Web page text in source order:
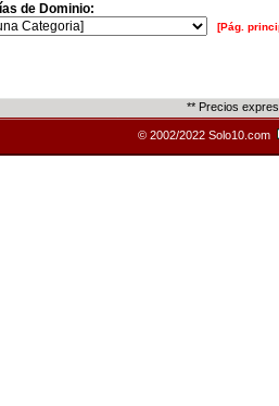
de Dominio:
[Pág.
** Precios
© 2002/2022 Solo10.com